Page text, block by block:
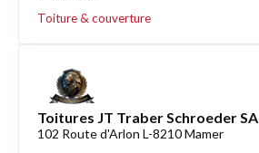
Toiture & couverture
Toitures JT Traber Schroeder SA
102 Route d'Arlon L-8210 Mamer